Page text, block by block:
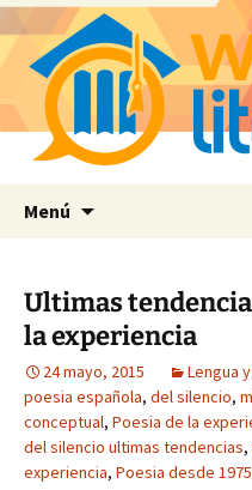
Menú
Ultimas
la experiencia
24 mayo, 2015 Lengua
poesia española, del silencio,
conceptual, Poesia de la
del silencio ultimas tendencias,
experiencia, Poesia desde